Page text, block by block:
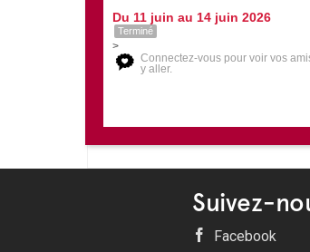
Du 11 juin au 14 juin 2026
Terminé
>
Connectez-vous pour voir vos
y aller.
Suivez-
Facebook